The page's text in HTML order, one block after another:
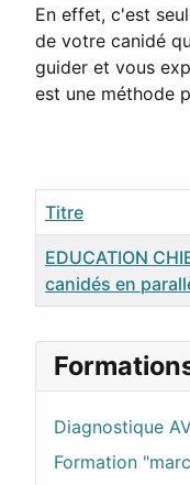
Diagnostique
Formation
En effet, c'est
de votre canidé
guider et vous
est une méthode
Titre
EDUCATION
canidés en